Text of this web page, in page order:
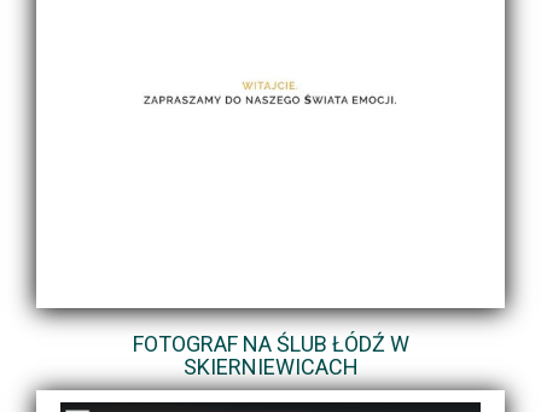
FOTOGRAF NA ŚLUB ŁÓDŹ W
SKIERNIEWICACH